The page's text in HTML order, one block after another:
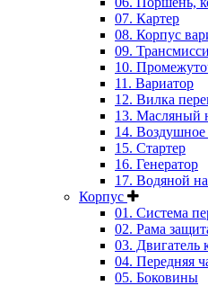
07. Картер
08. Корпус
09.
10.
11. Вариатор
12. Вилка
13. Масляный
14.
15. Стартер
16. Генератор
17. Водяной
Корпус
01. Система
02. Рама
03. Двигатель
04. Передняя
05. Боковины